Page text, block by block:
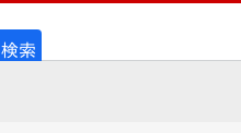
検索